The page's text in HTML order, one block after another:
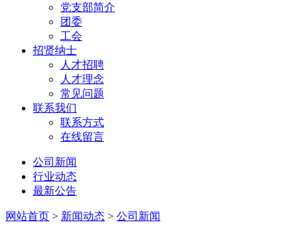
党支部简介
团委
工会
招贤纳士
人才招聘
人才理念
常见问题
联系我们
联系方式
在线留言
公司新闻
行业动态
最新公告
网站首页 > 新闻动态 > 公司新闻